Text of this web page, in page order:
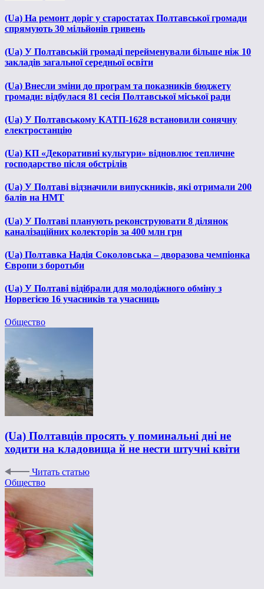
(Ua) На ремонт доріг у старостатах Полтавської громади
спрямують 30 мільйонів гривень
(Ua) У Полтавській громаді перейменували більше ніж 10
закладів загальної середньої освіти
(Ua) Внесли зміни до програм та показників бюджету
громади: відбулася 81 сесія Полтавської міської ради
(Ua) У Полтавському КАТП-1628 встановили сонячну
електростанцію
(Ua) КП «Декоративні культури» відновлює тепличне
господарство після обстрілів
(Ua) У Полтаві відзначили випускників, які отримали 200
балів на НМТ
(Ua) У Полтаві планують реконструювати 8 ділянок
каналізаційних колекторів за 400 млн грн
(Ua) Полтавка Надія Соколовська – дворазова чемпіонка
Європи з боротьби
(Ua) У Полтаві відібрали для молодіжного обміну з
Норвегією 16 учасників та учасниць
Общество
(Ua) Полтавців просять у поминальні дні не
ходити на кладовища й не нести штучні квіти
Читать статью
Общество